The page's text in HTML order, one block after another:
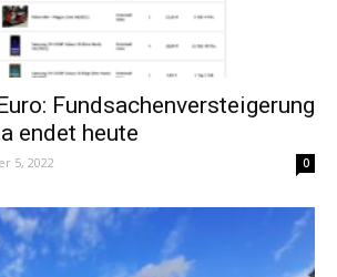
Fundsachenversteigerung
endet heute
5, 2022 0